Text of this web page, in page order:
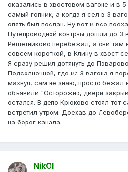
оказались в хвостовом вагоне и в
самый гопник, а когда я сел в 3
опять был послан. Ну вот и все
Путепроводной контрны дошли до 3
Решетниково перебежал, а они там
совсем короткой, в Клину в хвост
Я сразу решил дотянуть до
Подсолнечной, где из 3 вагона я
махнул, сам не знаю, просто бежал
объявили "Осторожно, двери
остался. В депо Крюково стоял тот
встретил утром. Доехав до
на берег канала.
NikOl